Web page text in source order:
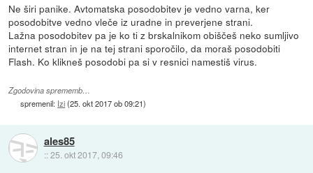
Ne širi panike. Avtomatska posodobitev je vedno varna, ker
posodobitve vedno vleče iz uradne in preverjene strani.
Lažna posodobitev pa je ko ti z brskalnikom obiščeš neko sumljivo
internet stran in je na tej strani sporočilo, da moraš posodobiti
Flash. Ko klikneš posodobi pa si v resnici namestiš virus.
Zgodovina sprememb…
spremenil: Izi(25. okt 2017 ob 09:21)
ales85
::25. okt 2017, 09:46